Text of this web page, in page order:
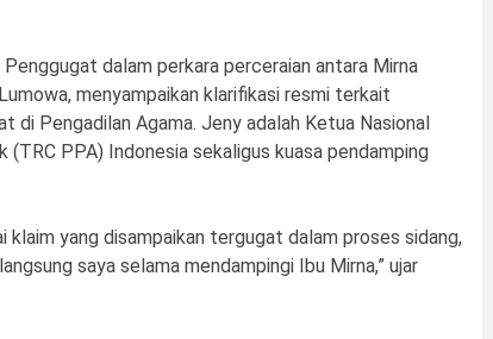
dalam perkara perceraian antara Mirna
menyampaikan klarifikasi resmi terkait
di Pengadilan Agama. Jeny adalah Ketua Nasional
PPA) Indonesia sekaligus kuasa pendamping
klaim yang disampaikan tergugat dalam proses sidang,
saya selama mendampingi Ibu Mirna,” ujar